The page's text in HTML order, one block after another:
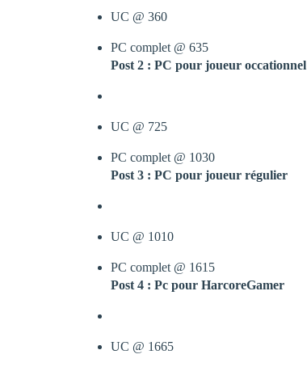
UC @ 360
PC complet @ 635
Post 2 : PC pour joueur occationnel
UC @ 725
PC complet @ 1030
Post 3 : PC pour joueur régulier
UC @ 1010
PC complet @ 1615
Post 4 : Pc pour HarcoreGamer
UC @ 1665